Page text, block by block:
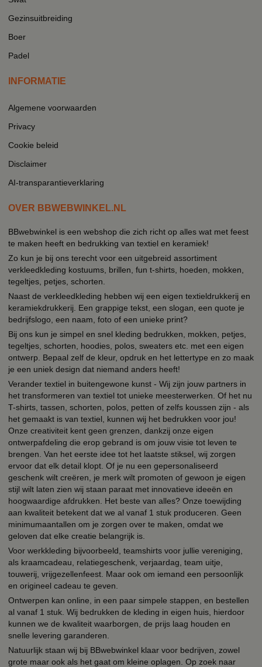
Gezinsuitbreiding
Boer
Padel
INFORMATIE
Algemene voorwaarden
Privacy
Cookie beleid
Disclaimer
AI-transparantieverklaring
OVER BBWEBWINKEL.NL
BBwebwinkel is een webshop die zich richt op alles wat met feest
te maken heeft en bedrukking van textiel en keramiek!
Zo kun je bij ons terecht voor een uitgebreid assortiment
verkleedkleding kostuums, brillen, fun t-shirts, hoeden, mokken,
tegeltjes, petjes, schorten.
Naast de verkleedkleding hebben wij een eigen textieldrukkerij en
keramiekdrukkerij. Een grappige tekst, een slogan, een quote je
bedrijfslogo, een naam, foto of een unieke print?
Bij ons kun je simpel en snel kleding bedrukken, mokken, petjes,
tegeltjes, schorten, hoodies, polos, sweaters etc. met een eigen
ontwerp. Bepaal zelf de kleur, opdruk en het lettertype en zo maak
je een uniek design dat niemand anders heeft!
Verander textiel in buitengewone kunst - Wij zijn jouw partners in
het transformeren van textiel tot unieke meesterwerken. Of het nu
T-shirts, tassen, schorten, polos, petten of zelfs koussen zijn - als
het gemaakt is van textiel, kunnen wij het bedrukken voor jou!
Onze creativiteit kent geen grenzen, dankzij onze eigen
ontwerpafdeling die erop gebrand is om jouw visie tot leven te
brengen. Van het eerste idee tot het laatste stiksel, wij zorgen
ervoor dat elk detail klopt. Of je nu een gepersonaliseerd
geschenk wilt creëren, je merk wilt promoten of gewoon je eigen
stijl wilt laten zien wij staan paraat met innovatieve ideeën en
hoogwaardige afdrukken. Het beste van alles? Onze toewijding
aan kwaliteit betekent dat we al vanaf 1 stuk produceren. Geen
minimumaantallen om je zorgen over te maken, omdat we
geloven dat elke creatie belangrijk is.
Voor werkkleding bijvoorbeeld, teamshirts voor jullie vereniging,
als kraamcadeau, relatiegeschenk, verjaardag, team uitje,
touwerij, vrijgezellenfeest. Maar ook om iemand een persoonlijk
en origineel cadeau te geven.
Ontwerpen kan online, in een paar simpele stappen, en bestellen
al vanaf 1 stuk. Wij bedrukken de kleding in eigen huis, hierdoor
kunnen we de kwaliteit waarborgen, de prijs laag houden en
snelle levering garanderen.
Natuurlijk staan wij bij BBwebwinkel klaar voor bedrijven, zowel
grote maar ook als het gaat om kleine oplagen. Op zoek naar